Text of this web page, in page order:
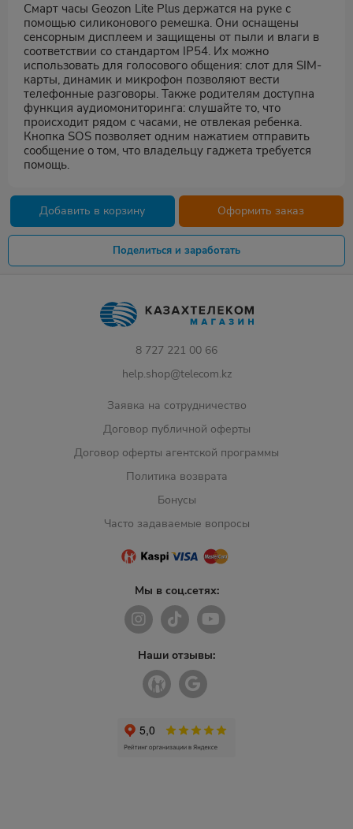
Смарт часы Geozon Lite Plus держатся на руке с
помощью силиконового ремешка. Они оснащены
сенсорным дисплеем и защищены от пыли и влаги в
соответствии со стандартом IP54. Их можно
использовать для голосового общения: слот для SIM-
карты, динамик и микрофон позволяют вести
телефонные разговоры. Также родителям доступна
функция аудиомониторинга: слушайте то, что
происходит рядом с часами, не отвлекая ребенка.
Кнопка SOS позволяет одним нажатием отправить
сообщение о том, что владельцу гаджета требуется
помощь.
Добавить в корзину Оформить заказ
Поделиться и заработать
8 727 221 00 66
help.shop@telecom.kz
Заявка на сотрудничество
Договор публичной оферты
Договор оферты агентской программы
Политика возврата
Бонусы
Часто задаваемые вопросы
Мы в соц.сетях:
Наши отзывы: